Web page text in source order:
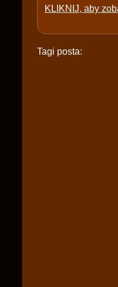
KLIKNIJ, aby
Tagi posta: